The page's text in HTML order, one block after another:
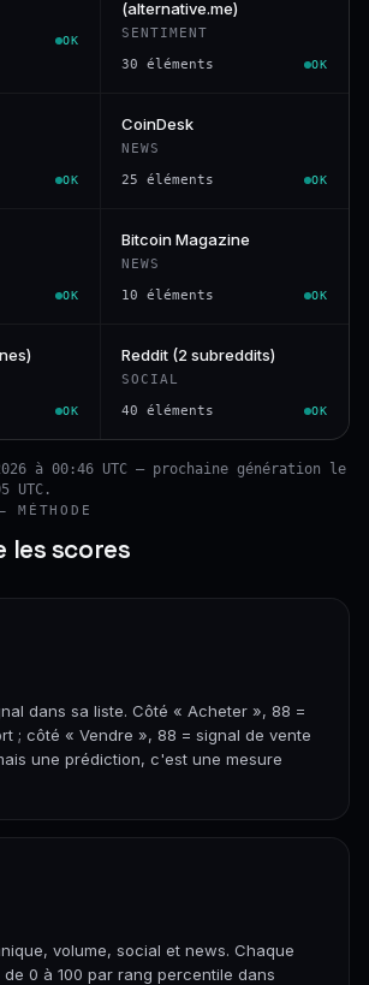
OK
(alternative.me)
SENTIMENT
30 éléments OK
OK
CoinDesk
NEWS
25 éléments OK
OK
Bitcoin Magazine
NEWS
10 éléments OK
OK
Reddit (2 subreddits)
SOCIAL
40 éléments OK
à 00:46 UTC — prochaine génération le
UTC.
MÉTHODE
les scores
dans sa liste. Côté « Acheter », 88 =
; côté « Vendre », 88 = signal de vente
une prédiction, c'est une mesure
volume, social et news. Chaque
0 à 100 par rang percentile dans